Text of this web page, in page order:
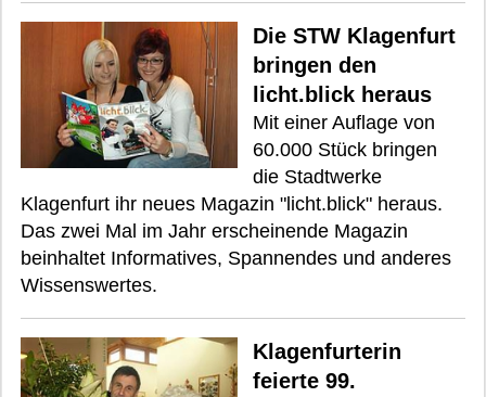
Die STW Klagenfurt
bringen den
licht.blick heraus
Mit einer Auflage von
60.000 Stück bringen
die Stadtwerke
Klagenfurt ihr neues Magazin "licht.blick" heraus.
Das zwei Mal im Jahr erscheinende Magazin
beinhaltet Informatives, Spannendes und anderes
Wissenswertes.
Klagenfurterin
feierte 99.